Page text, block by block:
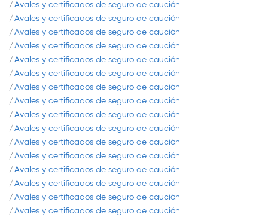
Avales y certificados de seguro de caución
Avales y certificados de seguro de caución
Avales y certificados de seguro de caución
Avales y certificados de seguro de caución
Avales y certificados de seguro de caución
Avales y certificados de seguro de caución
Avales y certificados de seguro de caución
Avales y certificados de seguro de caución
Avales y certificados de seguro de caución
Avales y certificados de seguro de caución
Avales y certificados de seguro de caución
Avales y certificados de seguro de caución
Avales y certificados de seguro de caución
Avales y certificados de seguro de caución
Avales y certificados de seguro de caución
Avales y certificados de seguro de caución